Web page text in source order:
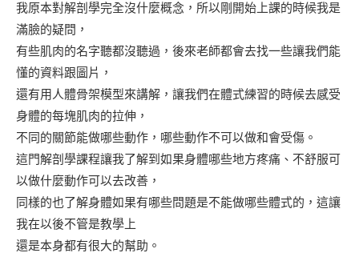
我原本對解剖學完全沒什麼概念，所以剛開始上課的時候我是
滿臉的疑問，
有些肌肉的名字聽都沒聽過，後來老師都會去找一些讓我們能
懂的資料跟圖片，
還有用人體骨架模型來講解，讓我們在體式練習的時候去感受
身體的每塊肌肉的拉伸，
不同的關節能做哪些動作，哪些動作不可以做和會受傷。
這門解剖學課程讓我了解到如果身體哪些地方疼痛、不舒服可
以做什麼動作可以去改善，
同樣的也了解身體如果有哪些問題是不能做哪些體式的，這讓
我在以後不管是教學上
還是本身都有很大的幫助。